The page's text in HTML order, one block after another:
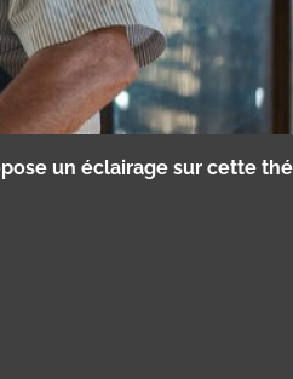
un éclairage sur cette